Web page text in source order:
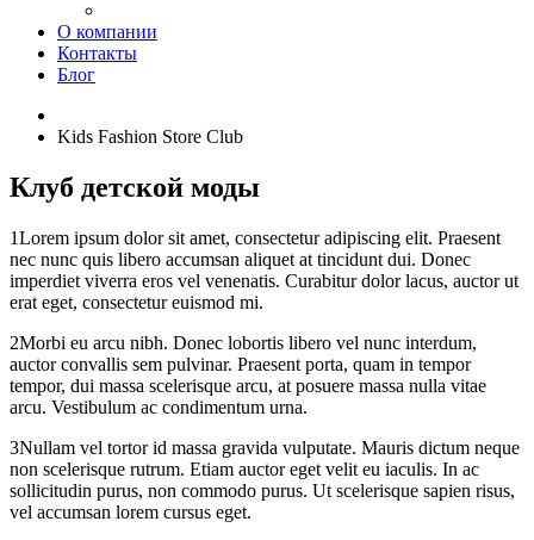
О компании
Контакты
Блог
Kids Fashion Store Club
Клуб детской моды
1Lorem ipsum dolor sit amet, consectetur adipiscing elit. Praesent
nec nunc quis libero accumsan aliquet at tincidunt dui. Donec
imperdiet viverra eros vel venenatis. Curabitur dolor lacus, auctor ut
erat eget, consectetur euismod mi.
2Morbi eu arcu nibh. Donec lobortis libero vel nunc interdum,
auctor convallis sem pulvinar. Praesent porta, quam in tempor
tempor, dui massa scelerisque arcu, at posuere massa nulla vitae
arcu. Vestibulum ac condimentum urna.
3Nullam vel tortor id massa gravida vulputate. Mauris dictum neque
non scelerisque rutrum. Etiam auctor eget velit eu iaculis. In ac
sollicitudin purus, non commodo purus. Ut scelerisque sapien risus,
vel accumsan lorem cursus eget.